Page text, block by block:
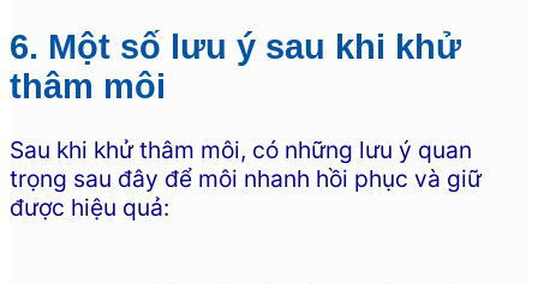
6. Một số lưu ý sau khi khử
thâm môi
Sau khi khử thâm môi, có những lưu ý quan
trọng sau đây để môi nhanh hồi phục và giữ
được hiệu quả: